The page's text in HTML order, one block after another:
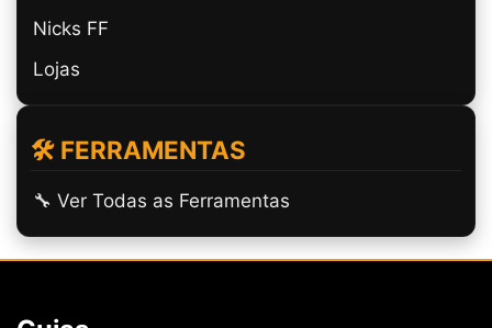
Nicks FF
Lojas
🛠️ FERRAMENTAS
🔧 Ver Todas as Ferramentas